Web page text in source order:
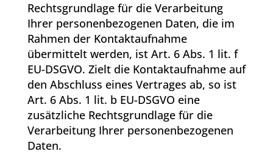
Rechtsgrundlage für die Verarbeitung
Ihrer personenbezogenen Daten, die im
Rahmen der Kontaktaufnahme
übermittelt werden, ist Art. 6 Abs. 1 lit. f
EU-DSGVO. Zielt die Kontaktaufnahme auf
den Abschluss eines Vertrages ab, so ist
Art. 6 Abs. 1 lit. b EU-DSGVO eine
zusätzliche Rechtsgrundlage für die
Verarbeitung Ihrer personenbezogenen
Daten.